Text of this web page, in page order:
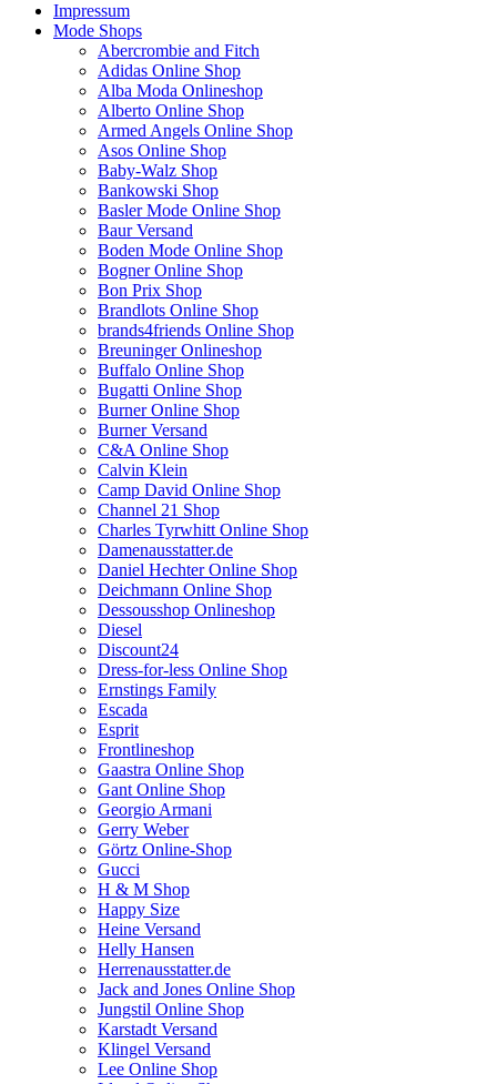
Impressum
Mode Shops
Abercrombie and Fitch
Adidas Online Shop
Alba Moda Onlineshop
Alberto Online Shop
Armed Angels Online Shop
Asos Online Shop
Baby-Walz Shop
Bankowski Shop
Basler Mode Online Shop
Baur Versand
Boden Mode Online Shop
Bogner Online Shop
Bon Prix Shop
Brandlots Online Shop
brands4friends Online Shop
Breuninger Onlineshop
Buffalo Online Shop
Bugatti Online Shop
Burner Online Shop
Burner Versand
C&A Online Shop
Calvin Klein
Camp David Online Shop
Channel 21 Shop
Charles Tyrwhitt Online Shop
Damenausstatter.de
Daniel Hechter Online Shop
Deichmann Online Shop
Dessousshop Onlineshop
Diesel
Discount24
Dress-for-less Online Shop
Ernstings Family
Escada
Esprit
Frontlineshop
Gaastra Online Shop
Gant Online Shop
Georgio Armani
Gerry Weber
Görtz Online-Shop
Gucci
H & M Shop
Happy Size
Heine Versand
Helly Hansen
Herrenausstatter.de
Jack and Jones Online Shop
Jungstil Online Shop
Karstadt Versand
Klingel Versand
Lee Online Shop